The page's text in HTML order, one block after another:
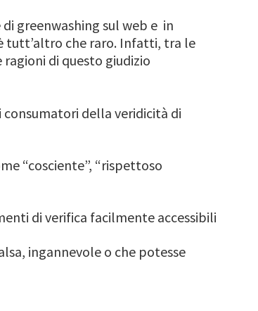
greenwashing sul web e in
tutt’altro che raro. Infatti, tra le
ragioni di questo giudizio
della veridicità di
“cosciente”, “rispettoso
di verifica facilmente accessibili
ingannevole o che potesse